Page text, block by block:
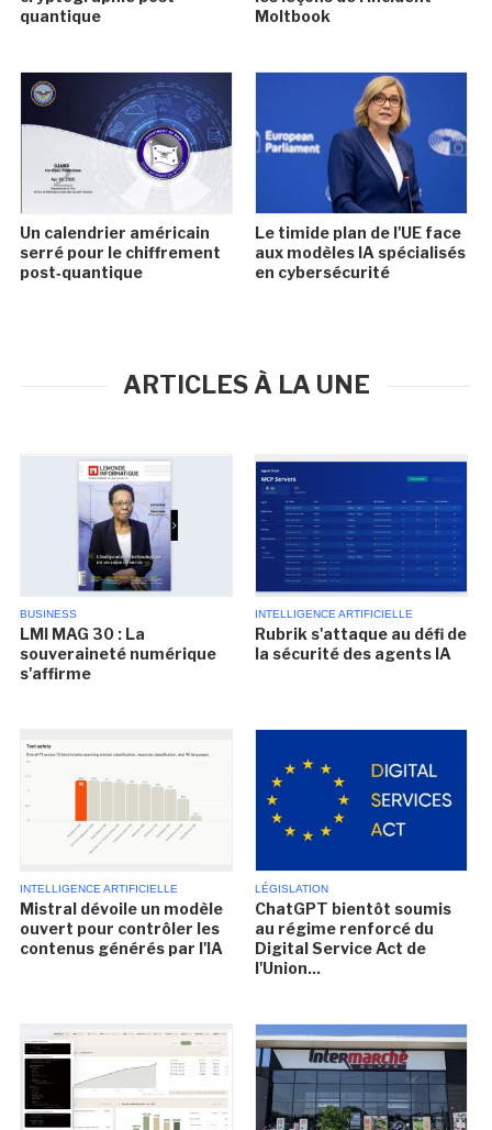
quantique
Moltbook
Un calendrier américain
serré pour le chiffrement
post‑quantique
Le timide plan de l'UE face
aux modèles IA spécialisés
en cybersécurité
ARTICLES À LA UNE
BUSINESS
LMI MAG 30 : La
souveraineté numérique
s'affirme
INTELLIGENCE ARTIFICIELLE
Rubrik s'attaque au défi de
la sécurité des agents IA
INTELLIGENCE ARTIFICIELLE
Mistral dévoile un modèle
ouvert pour contrôler les
contenus générés par l'IA
LÉGISLATION
ChatGPT bientôt soumis
au régime renforcé du
Digital Service Act de
l'Union...